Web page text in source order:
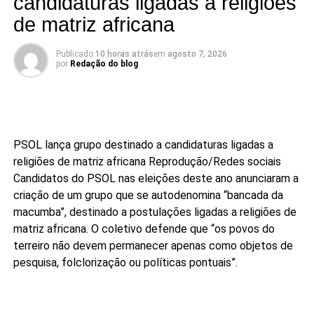
de matriz africana
Publicado 10 horas atrásem agosto 7, 2026
por Redação do blog
PSOL lança grupo destinado a candidaturas ligadas a
religiões de matriz africana Reprodução/Redes sociais
Candidatos do PSOL nas eleições deste ano anunciaram a
criação de um grupo que se autodenomina “bancada da
macumba”, destinado a postulações ligadas a religiões de
matriz africana. O coletivo defende que “os povos do
terreiro não devem permanecer apenas como objetos de
pesquisa, folclorização ou políticas pontuais”.